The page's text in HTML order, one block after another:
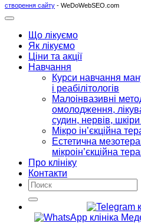
створення сайту - WeDoWebSEO.com
Що лікуємо
Як лікуємо
Ціни та акції
Навчання
Курси навчання
і реабілітологів
Малоінвазивні
омолодження,
судин, нервів,
Мікро ін’єкційна
Естетична
мікроін’єкційна
Про клініку
Контакти